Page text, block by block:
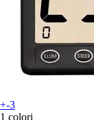
+-3
1 colori